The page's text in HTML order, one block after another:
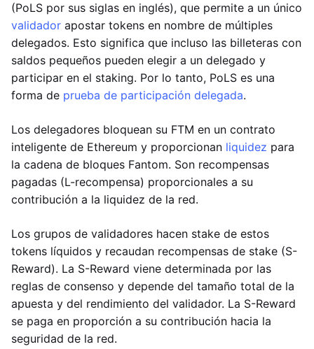
(PoLS por sus siglas en inglés), que permite a un único
validador apostar tokens en nombre de múltiples
delegados. Esto significa que incluso las billeteras con
saldos pequeños pueden elegir a un delegado y
participar en el staking. Por lo tanto, PoLS es una
forma de prueba de participación delegada.
Los delegadores bloquean su FTM en un contrato
inteligente de Ethereum y proporcionan liquidez para
la cadena de bloques Fantom. Son recompensas
pagadas (L-recompensa) proporcionales a su
contribución a la liquidez de la red.
Los grupos de validadores hacen stake de estos
tokens líquidos y recaudan recompensas de stake (S-
Reward). La S-Reward viene determinada por las
reglas de consenso y depende del tamaño total de la
apuesta y del rendimiento del validador. La S-Reward
se paga en proporción a su contribución hacia la
seguridad de la red.